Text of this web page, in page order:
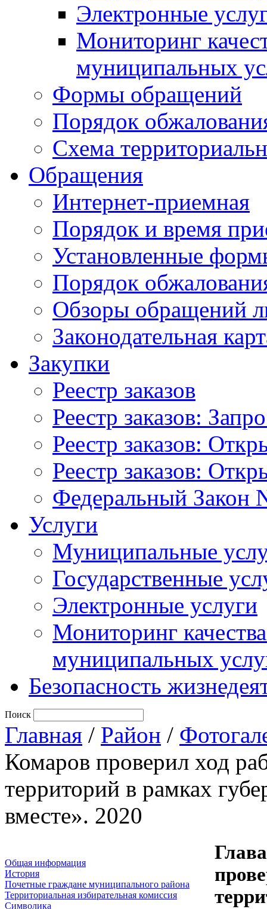
Электронные
Мониторинг
муниципальных
Формы обращений
Порядок
Схема
Обращения
Интернет-приемная
Порядок и время
Установленные
Порядок
Обзоры обращений
Законодательная
Закупки
Реестр заказов
Реестр заказов:
Реестр заказов:
Реестр заказов:
Федеральный Закон
Услуги
Муниципальные
Государственные
Электронные услуги
Мониторинг
муниципальных
Безопасность
Поиск
Главная / Район /
Комаров проверил ход
территорий в рамках
вместе». 2020
Общая информация
История
Почетные граждане муниципального района
Территориальная избирательная комиссия
Символика